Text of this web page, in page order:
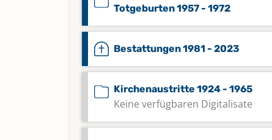
Totgeburten 1957 - 1972
Bestattungen 1981 - 2023
Kirchenaustritte 1924 - 1965
Keine verfügbaren Digitalisate